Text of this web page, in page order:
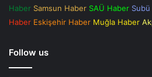
Haber Samsun Haber SAÜ Haber
Haber Eskişehir Haber Muğla Haber
Follow us